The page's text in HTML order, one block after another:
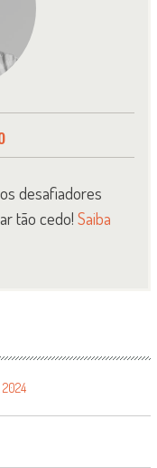
desafiadores
tão cedo!Saiba
2024